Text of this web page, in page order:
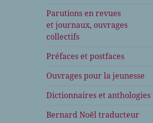
Parutions en revues
et journaux, ouvrages
collectifs
Préfaces et postfaces
Ouvrages pour la jeunesse
Dictionnaires et anthologies
Bernard Noël traducteur